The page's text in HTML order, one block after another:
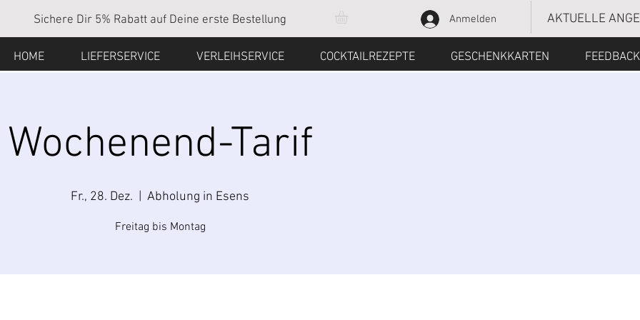
Sichere Dir 5% Rabatt auf Deine erste Bestellung Anmelden AKTUELLE
HOME LIEFERSERVICE VERLEIHSERVICE COCKTAILREZEPTE GESCHENKKARTEN FEEDBACK
Wochenend-Tarif
Fr., 28. Dez. Abholung in Esens
Freitag bis Montag